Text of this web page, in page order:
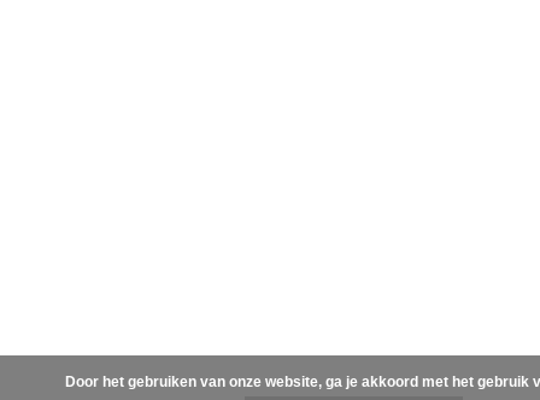
Door het gebruiken van onze website, ga je akkoord met het